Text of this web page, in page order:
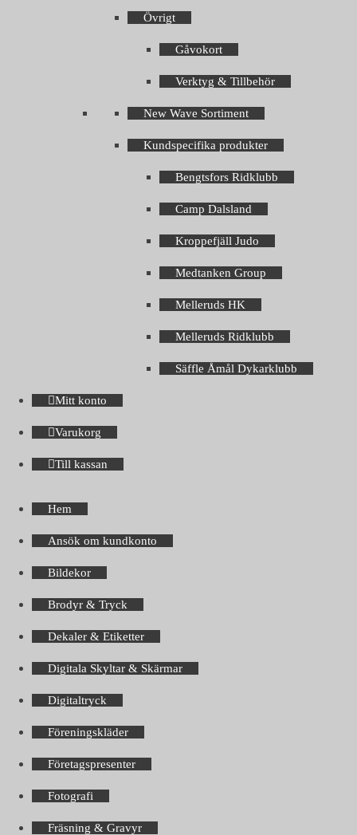
Övrigt
Gåvokort
Verktyg & Tillbehör
New Wave Sortiment
Kundspecifika produkter
Bengtsfors Ridklubb
Camp Dalsland
Kroppefjäll Judo
Medtanken Group
Melleruds HK
Melleruds Ridklubb
Säffle Åmål Dykarklubb
Mitt konto
Varukorg
Till kassan
Hem
Ansök om kundkonto
Bildekor
Brodyr & Tryck
Dekaler & Etiketter
Digitala Skyltar & Skärmar
Digitaltryck
Föreningskläder
Företagspresenter
Fotografi
Fräsning & Gravyr